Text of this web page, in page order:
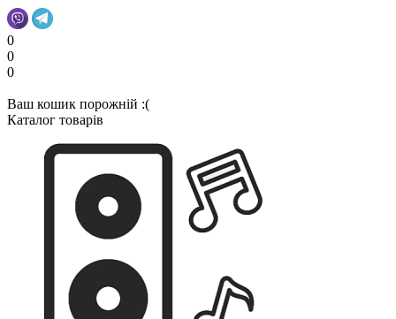
0
0
0
Ваш кошик порожній :(
Каталог товарів